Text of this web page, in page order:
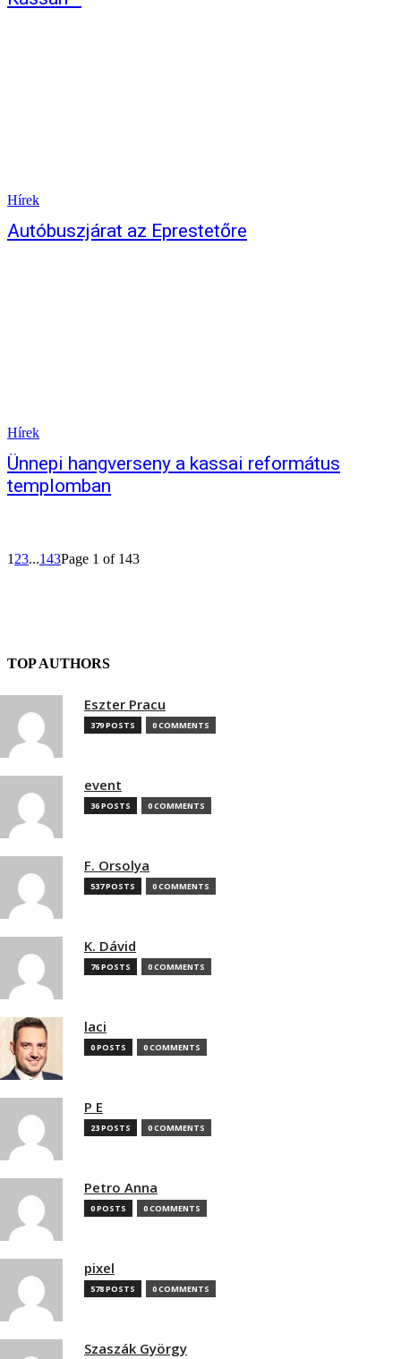
Hírek
Autóbuszjárat az Eprestetőre
Hírek
Ünnepi hangverseny a kassai református
templomban
1 23...143Page 1 of 143
TOP AUTHORS
Eszter Pracu
379 POSTS 0 COMMENTS
event
36 POSTS 0 COMMENTS
F. Orsolya
537 POSTS 0 COMMENTS
K. Dávid
76 POSTS 0 COMMENTS
laci
0 POSTS 0 COMMENTS
P E
23 POSTS 0 COMMENTS
Petro Anna
0 POSTS 0 COMMENTS
pixel
578 POSTS 0 COMMENTS
Szaszák György